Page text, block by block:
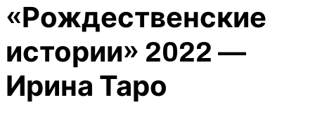
«Рождественские
истории» 2022 —
Ирина Таро